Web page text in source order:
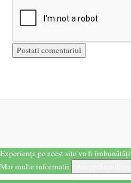
Experiența pe acest site va fi
Mai multe informatii